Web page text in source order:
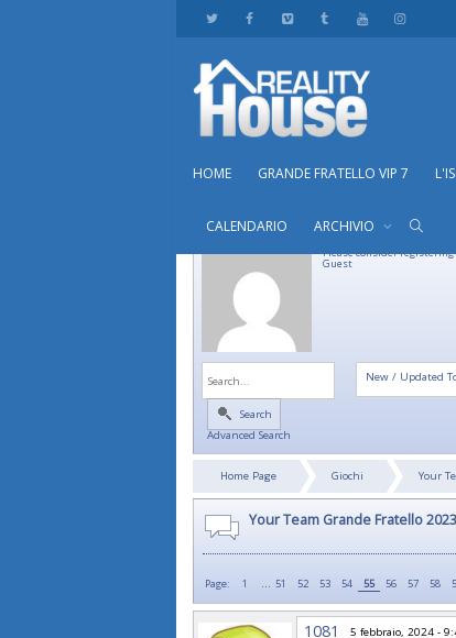
HOME GRANDE FRATELLO VIP 7
CALENDARIO ARCHIVIO
Please consider registering
Guest
New / Updated
Search
Advanced Search
Home Page Giochi Your
Your Team Grande Fratello
Page: 1 ... 51 52 53 54 55 56 57 58
1081 5 febbraio, 2024 -